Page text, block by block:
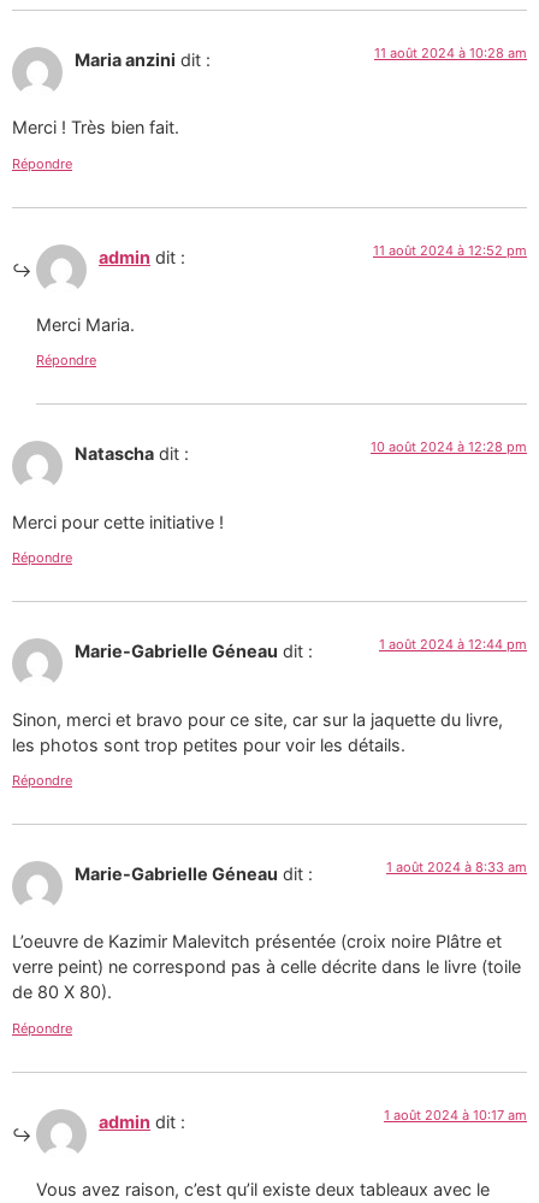
Maria anzini dit : 11 août 2024 à 10:28 am
Merci ! Très bien fait.
Répondre
admin dit : 11 août 2024 à 12:52 pm
Merci Maria.
Répondre
Natascha dit : 10 août 2024 à 12:28 pm
Merci pour cette initiative !
Répondre
Marie-Gabrielle Géneau dit : 1 août 2024 à 12:44 pm
Sinon, merci et bravo pour ce site, car sur la jaquette du livre,
les photos sont trop petites pour voir les détails.
Répondre
Marie-Gabrielle Géneau dit : 1 août 2024 à 8:33 am
L’oeuvre de Kazimir Malevitch présentée (croix noire Plâtre et
verre peint) ne correspond pas à celle décrite dans le livre (toile
de 80 X 80).
Répondre
admin dit : 1 août 2024 à 10:17 am
Vous avez raison, c’est qu’il existe deux tableaux avec le